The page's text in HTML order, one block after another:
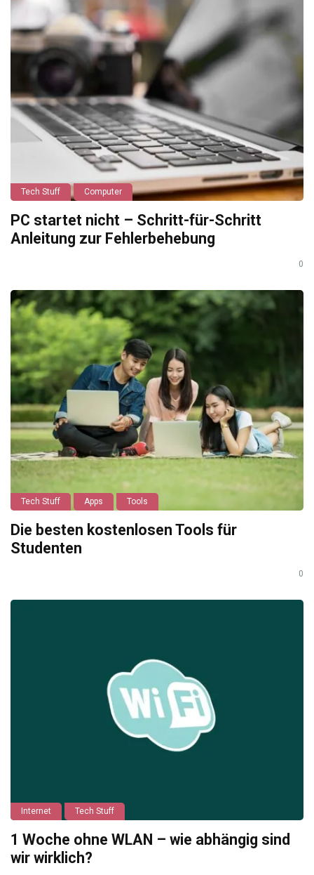
Tech Stuff Computer
PC startet nicht – Schritt-für-Schritt
Anleitung zur Fehlerbehebung
0
Tech Stuff Apps Tools
Die besten kostenlosen Tools für
Studenten
0
Internet Tech Stuff
1 Woche ohne WLAN – wie abhängig sind
wir wirklich?